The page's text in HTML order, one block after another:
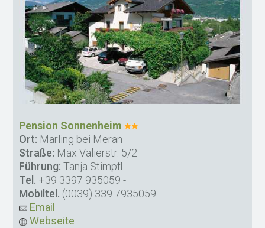
Pension Sonnenheim
Ort: Marling bei Meran
Straße: Max Valierstr. 5/2
Führung: Tanja Stimpfl
Tel. +39 3397 935059 -
Mobiltel. (0039) 339 7935059
Email
Webseite